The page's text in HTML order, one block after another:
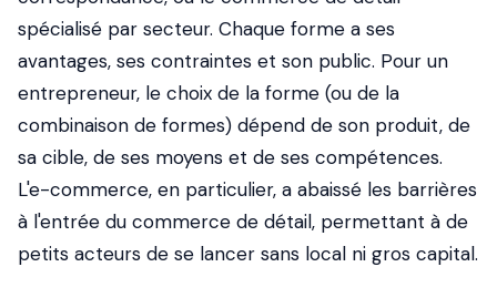
spécialisé par secteur. Chaque forme a ses
avantages, ses contraintes et son public. Pour un
entrepreneur, le choix de la forme (ou de la
combinaison de formes) dépend de son produit, de
sa cible, de ses moyens et de ses compétences.
L'e-commerce, en particulier, a abaissé les barrières
à l'entrée du commerce de détail, permettant à de
petits acteurs de se lancer sans local ni gros capital.